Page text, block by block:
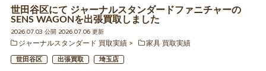
世田谷区にて ジャーナルスタンダードファニチャーの
SENS WAGONを出張買取しました
2026.07.03 公開 2026.07.06 更新
ジャーナルスタンダード 買取実績
家具 買取実績
世田谷区 出張買取 埼玉店